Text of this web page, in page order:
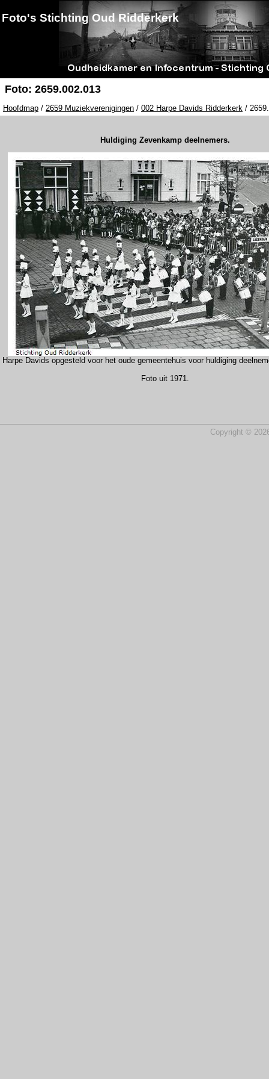
Foto's Stichting Oud Ridderkerk
Foto: 2659.002.013
Hoofdmap / 2659 Muziekverenigingen / 002 Harpe Davids Ridderkerk /
Huldiging Zevenkamp deelnemers.
Harpe Davids opgesteld voor het oude gemeentehuis voor huldiging
Foto uit 1971.
Copyright ©